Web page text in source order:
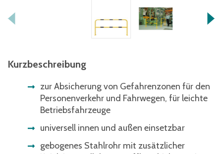
Kurzbeschreibung
zur Absicherung von Gefahrenzonen für den
Personenverkehr und Fahrwegen, für leichte
Betriebsfahrzeuge
universell innen und außen einsetzbar
gebogenes Stahlrohr mit zusätzlicher